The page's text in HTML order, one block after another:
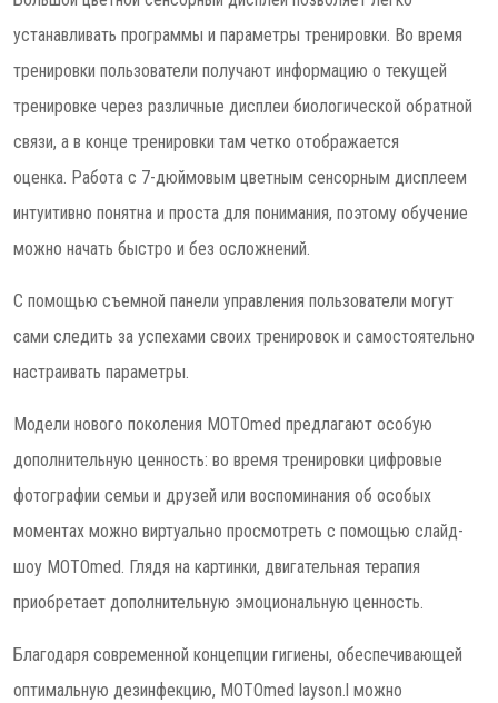
устанавливать программы и параметры тренировки. Во время
тренировки пользователи получают информацию о текущей
тренировке через различные дисплеи биологической обратной
связи, а в конце тренировки там четко отображается
оценка. Работа с 7-дюймовым цветным сенсорным дисплеем
интуитивно понятна и проста для понимания, поэтому обучение
можно начать быстро и без осложнений.
С помощью съемной панели управления пользователи могут
сами следить за успехами своих тренировок и самостоятельно
настраивать параметры.
Модели нового поколения MOTOmed предлагают особую
дополнительную ценность: во время тренировки цифровые
фотографии семьи и друзей или воспоминания об особых
моментах можно виртуально просмотреть с помощью слайд-
шоу MOTOmed. Глядя на картинки, двигательная терапия
приобретает дополнительную эмоциональную ценность.
Благодаря современной концепции гигиены, обеспечивающей
оптимальную дезинфекцию, MOTOmed layson.l можно